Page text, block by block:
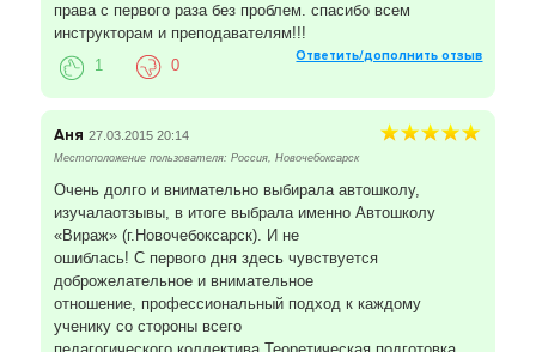
права с первого раза без проблем. спасибо всем
инструкторам и преподавателям!!!
Ответить/дополнить отзыв
1 0
Аня 27.03.2015 20:14
Местоположение пользователя: Россия, Новочебоксарск
Очень долго и внимательно выбирала автошколу,
изучалаотзывы, в итоге выбрала именно Автошколу
«Вираж» (г.Новочебоксарск). И не
ошиблась! С первого дня здесь чувствуется
доброжелательное и внимательное
отношение, профессиональный подход к каждому
ученику со стороны всего